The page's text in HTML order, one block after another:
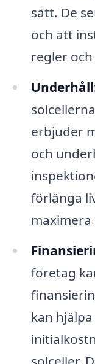
sätt. De
och att
regler
erbjuder
och
förlänga
företag
kan